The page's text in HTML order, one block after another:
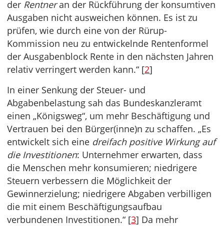
der Rentneran der Rückführung der konsumtiven
Ausgaben nicht ausweichen können. Es ist zu
prüfen, wie durch eine von der Rürup-
Kommission neu zu entwickelnde Rentenformel
der Ausgabenblock Rente in den nächsten Jahren
relativ verringert werden kann.“ [2]
In einer Senkung der Steuer- und
Abgabenbelastung sah das Bundeskanzleramt
einen „Königsweg“, um mehr Beschäftigung und
Vertrauen bei den Bürger(inne)n zu schaffen. „Es
entwickelt sich eine dreifach positive Wirkung auf
die Investitionen: Unternehmer erwarten, dass
die Menschen mehr konsumieren; niedrigere
Steuern verbessern die Möglichkeit der
Gewinnerzielung; niedrigere Abgaben verbilligen
die mit einem Beschäftigungsaufbau
verbundenen Investitionen.“ [3] Da mehr